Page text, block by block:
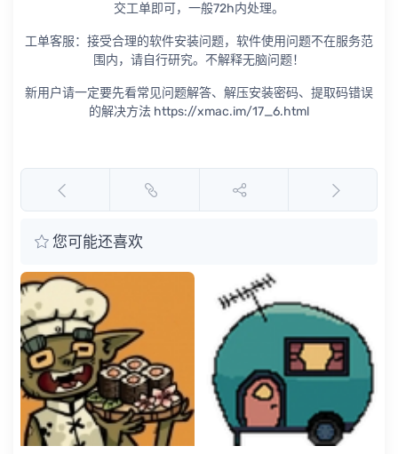
交工单即可，一般72h内处理。
工单客服：接受合理的软件安装问题，软件使用问题不在服务范
围内，请自行研究。不解释无脑问题！
新用户请一定要先看常见问题解答、解压安装密码、提取码错误
的解决方法 https://xmac.im/17_6.html
您可能还喜欢